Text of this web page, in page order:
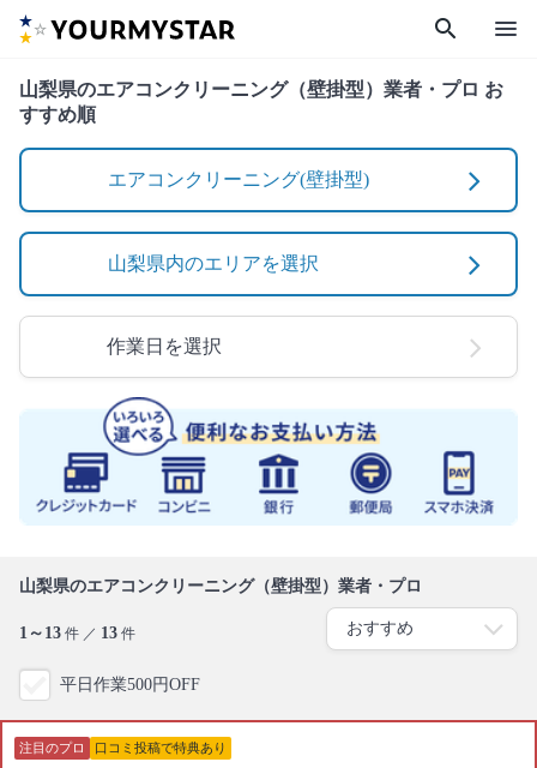
search menu
山梨県のエアコンクリーニング（壁掛型）業者・プロ お
すすめ順
エアコンクリーニング(壁掛型)
山梨県内のエリアを選択
作業日を選択
山梨県のエアコンクリーニング（壁掛型）業者・プロ
1～13 件 ／ 13 件
平日作業500円OFF
注目のプロ 口コミ投稿で特典あり